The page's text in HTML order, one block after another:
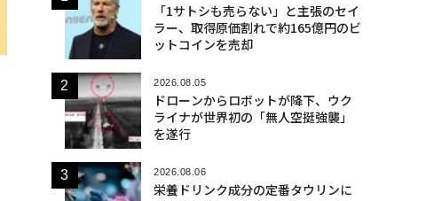
「1サトシも売らない」と主張のセイ
ラー、取得原価割れで約165億円のビ
ットコインを売却
2026.08.05
ドローンからロボットが降下、ウク
ライナが世界初の「無人空挺強襲」
を遂行
2026.08.06
栄養ドリンク成分の定番タウリンに